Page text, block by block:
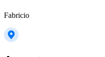
Fabricio